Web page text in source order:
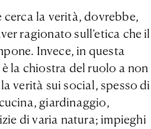
cerca la verità, dovrebbe,
ragionato sull’etica che il
Invece, in questa
la chiostra del ruolo a non
verità sui social, spesso di
giardinaggio,
di varia natura; impieghi